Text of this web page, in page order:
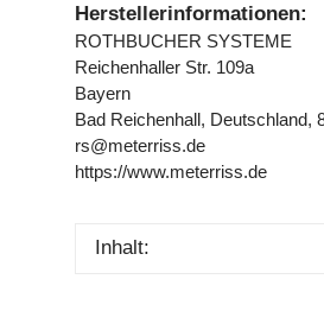
Herstellerinformationen:
ROTHBUCHER SYSTEME
Reichenhaller Str. 109a
Bayern
Bad Reichenhall, Deutschland,
rs@meterriss.de
https://www.meterriss.de
Inhalt: